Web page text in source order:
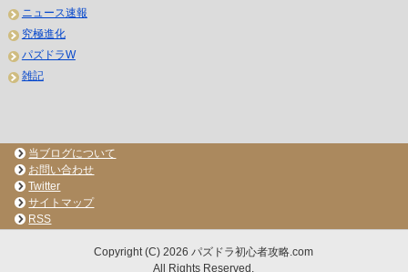
ニュース速報
究極進化
パズドラW
雑記
当ブログについて
お問い合わせ
Twitter
サイトマップ
RSS
Copyright (C) 2026 パズドラ初心者攻略.com
All Rights Reserved.